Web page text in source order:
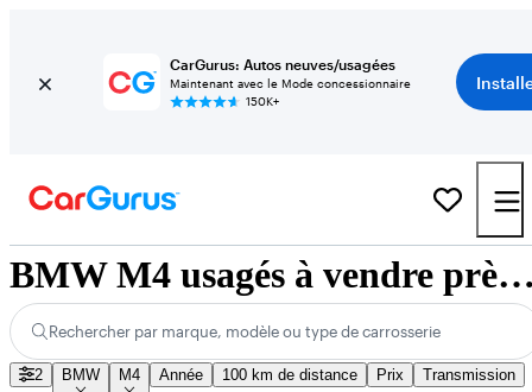
CarGurus: Autos neuves/usagées
Maintenant avec le Mode concessionnaire
150K+
BMW M4 usagés à vendre près
Rechercher par marque, modèle ou type de carrosserie
2 BMW M4 Année 100 km de distance Prix Transmission